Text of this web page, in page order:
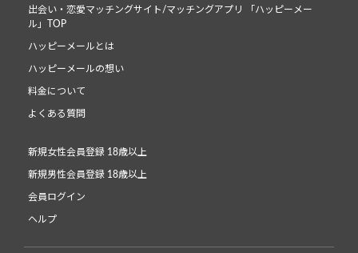
出会い・恋愛マッチングサイト/マッチングアプリ 「ハッピーメー
ル」TOP
ハッピーメールとは
ハッピーメールの想い
料金について
よくある質問
新規女性会員登録 18歳以上
新規男性会員登録 18歳以上
会員ログイン
ヘルプ